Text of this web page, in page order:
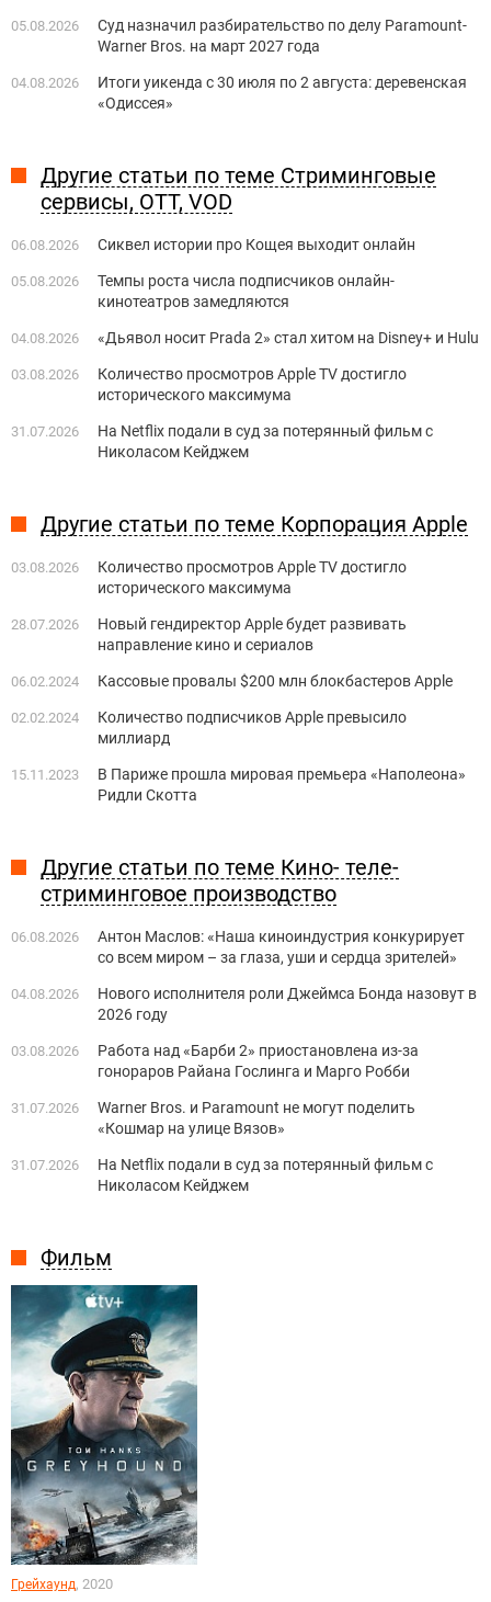
Фильм
Грейхаунд, 2020
05.08.2026
Суд назначил разбирательство по делу Paramount-
Warner Bros. на март 2027 года
04.08.2026
Итоги уикенда с 30 июля по 2 августа: деревенская
«Одиссея»
Другие статьи по теме Стриминговые
сервисы, OTT, VOD
06.08.2026 Сиквел истории про Кощея выходит онлайн
05.08.2026
Темпы роста числа подписчиков онлайн-
кинотеатров замедляются
04.08.2026 «Дьявол носит Prada 2» стал хитом на Disney+ и Hulu
03.08.2026
Количество просмотров Apple TV достигло
исторического максимума
31.07.2026
На Netflix подали в суд за потерянный фильм с
Николасом Кейджем
Другие статьи по теме Корпорация Apple
03.08.2026
Количество просмотров Apple TV достигло
исторического максимума
28.07.2026
Новый гендиректор Apple будет развивать
направление кино и сериалов
06.02.2024 Кассовые провалы $200 млн блокбастеров Apple
02.02.2024
Количество подписчиков Apple превысило
миллиард
15.11.2023
В Париже прошла мировая премьера «Наполеона»
Ридли Скотта
Другие статьи по теме Кино- теле-
стриминговое производство
06.08.2026
Антон Маслов: «Наша киноиндустрия конкурирует
со всем миром – за глаза, уши и сердца зрителей»
04.08.2026
Нового исполнителя роли Джеймса Бонда назовут в
2026 году
03.08.2026
Работа над «Барби 2» приостановлена из-за
гонораров Райана Гослинга и Марго Робби
31.07.2026
Warner Bros. и Paramount не могут поделить
«Кошмар на улице Вязов»
31.07.2026
На Netflix подали в суд за потерянный фильм с
Николасом Кейджем